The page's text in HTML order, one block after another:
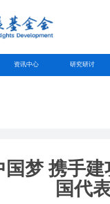
资讯中心 研究研讨
国梦 携手
国代